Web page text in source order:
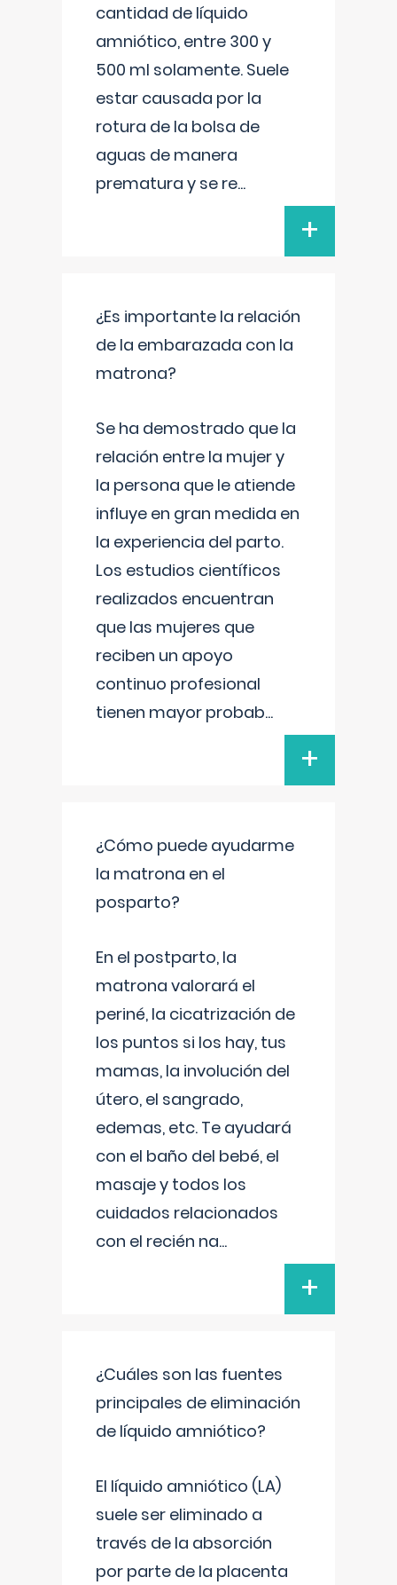
cantidad de líquido
amniótico, entre 300 y
500 ml solamente. Suele
estar causada por la
rotura de la bolsa de
aguas de manera
prematura y se re...
+
¿Es importante la relación
de la embarazada con la
matrona?
Se ha demostrado que la
relación entre la mujer y
la persona que le atiende
influye en gran medida en
la experiencia del parto.
Los estudios científicos
realizados encuentran
que las mujeres que
reciben un apoyo
continuo profesional
tienen mayor probab...
+
¿Cómo puede ayudarme
la matrona en el
posparto?
En el postparto, la
matrona valorará el
periné, la cicatrización de
los puntos si los hay, tus
mamas, la involución del
útero, el sangrado,
edemas, etc. Te ayudará
con el baño del bebé, el
masaje y todos los
cuidados relacionados
con el recién na...
+
¿Cuáles son las fuentes
principales de eliminación
de líquido amniótico?
El líquido amniótico (LA)
suele ser eliminado a
través de la absorción
por parte de la placenta